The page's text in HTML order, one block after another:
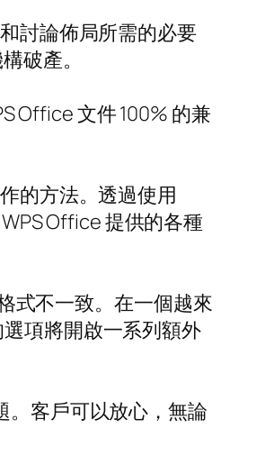
討論佈局所需的必要
破產。
Office 文件 100% 的兼
的方法。透過使用
Office 提供的各種
式不一致。在一個越來
項將開啟一系列額外
。客戶可以放心，無論